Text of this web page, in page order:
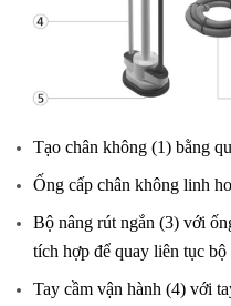
Tạo chân không (1) bằng
Ống cấp chân không linh
Bộ nâng rút ngắn (3) với
tích hợp để quay liên tục bộ
Tay cầm vận hành (4) với